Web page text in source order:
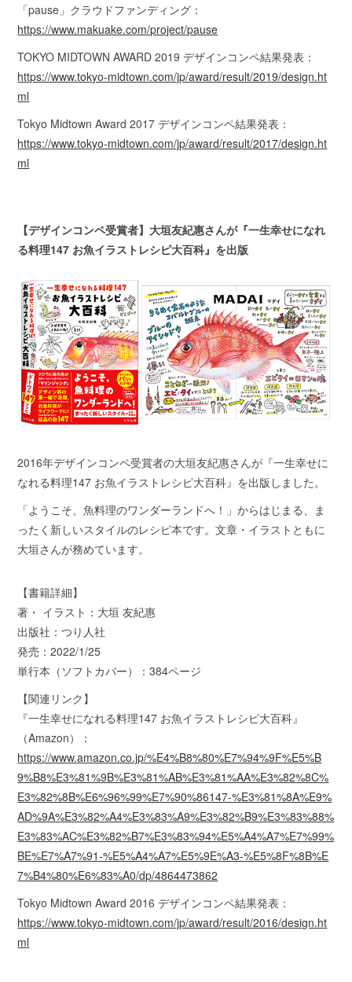
「pause」クラウドファンディング：
https://www.makuake.com/project/pause
TOKYO MIDTOWN AWARD 2019 デザインコンペ結果発表：
https://www.tokyo-midtown.com/jp/award/result/2019/design.ht
ml
Tokyo Midtown Award 2017 デザインコンペ結果発表：
https://www.tokyo-midtown.com/jp/award/result/2017/design.ht
ml
【デザインコンペ受賞者】大垣友紀惠さんが『一生幸せになれ
る料理147 お魚イラストレシピ大百科』を出版
2016年デザインコンペ受賞者の大垣友紀惠さんが『一生幸せに
なれる料理147 お魚イラストレシピ大百科』を出版しました。
「ようこそ、魚料理のワンダーランドへ！」からはじまる、ま
ったく新しいスタイルのレシピ本です。文章・イラストともに
大垣さんが務めています。
【書籍詳細】
著・ イラスト：大垣 友紀惠
出版社：つり人社
発売：2022/1/25
単行本（ソフトカバー）：384ページ
【関連リンク】
『一生幸せになれる料理147 お魚イラストレシピ大百科』
（Amazon）：
https://www.amazon.co.jp/%E4%B8%80%E7%94%9F%E5%B
9%B8%E3%81%9B%E3%81%AB%E3%81%AA%E3%82%8C%
E3%82%8B%E6%96%99%E7%90%86147-%E3%81%8A%E9%
AD%9A%E3%82%A4%E3%83%A9%E3%82%B9%E3%83%88%
E3%83%AC%E3%82%B7%E3%83%94%E5%A4%A7%E7%99%
BE%E7%A7%91-%E5%A4%A7%E5%9E%A3-%E5%8F%8B%E
7%B4%80%E6%83%A0/dp/4864473862
Tokyo Midtown Award 2016 デザインコンペ結果発表：
https://www.tokyo-midtown.com/jp/award/result/2016/design.ht
ml